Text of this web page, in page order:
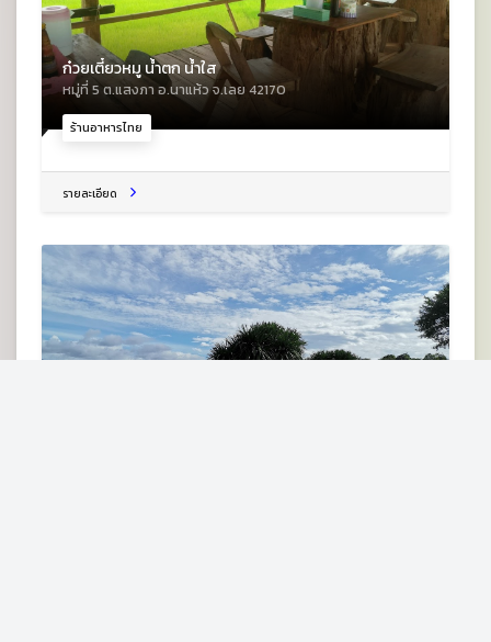
ร้านอาหารไทย
ก๋วยเตี๋ยวหมู น้ำตก น้ำใส
หมู่ที่ 5 ต.แสงภา อ.นาแห้ว จ.เลย 42170
รายละเอียด